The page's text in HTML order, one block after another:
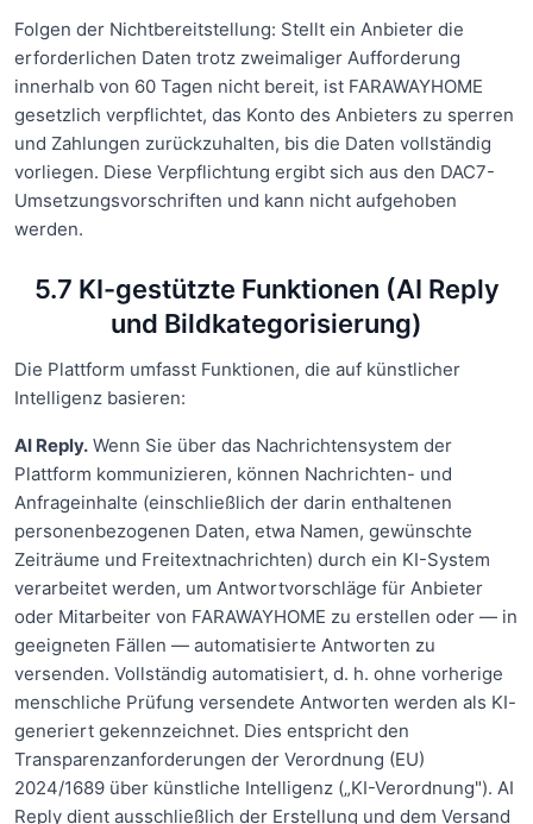
Folgen der Nichtbereitstellung: Stellt ein Anbieter die
erforderlichen Daten trotz zweimaliger Aufforderung
innerhalb von 60 Tagen nicht bereit, ist FARAWAYHOME
gesetzlich verpflichtet, das Konto des Anbieters zu sperren
und Zahlungen zurückzuhalten, bis die Daten vollständig
vorliegen. Diese Verpflichtung ergibt sich aus den DAC7-
Umsetzungsvorschriften und kann nicht aufgehoben
werden.
5.7 KI-gestützte Funktionen (AI Reply
und Bildkategorisierung)
Die Plattform umfasst Funktionen, die auf künstlicher
Intelligenz basieren:
AI Reply. Wenn Sie über das Nachrichtensystem der
Plattform kommunizieren, können Nachrichten- und
Anfrageinhalte (einschließlich der darin enthaltenen
personenbezogenen Daten, etwa Namen, gewünschte
Zeiträume und Freitextnachrichten) durch ein KI-System
verarbeitet werden, um Antwortvorschläge für Anbieter
oder Mitarbeiter von FARAWAYHOME zu erstellen oder — in
geeigneten Fällen — automatisierte Antworten zu
versenden. Vollständig automatisiert, d. h. ohne vorherige
menschliche Prüfung versendete Antworten werden als KI-
generiert gekennzeichnet. Dies entspricht den
Transparenzanforderungen der Verordnung (EU)
2024/1689 über künstliche Intelligenz („KI-Verordnung"). AI
Reply dient ausschließlich der Erstellung und dem Versand